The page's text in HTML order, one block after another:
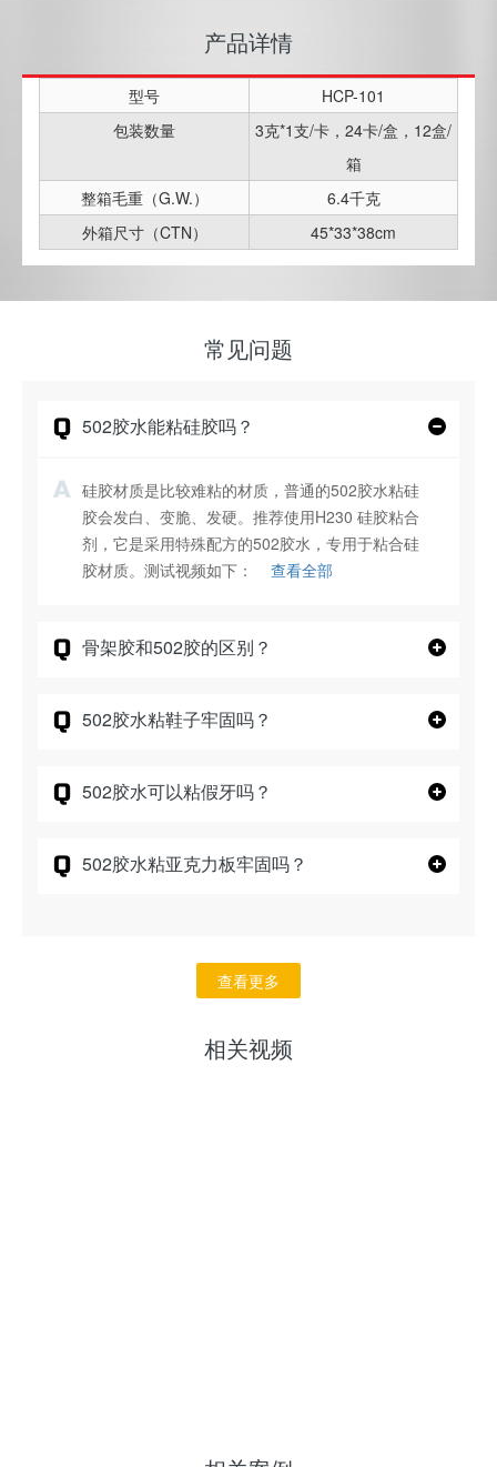
产品详情
型号
HCP-101
包装数量
3克*1支/卡，24卡/盒，12盒/
箱
整箱毛重（G.W.）
6.4千克
外箱尺寸（CTN）
45*33*38cm
常见问题
Q 502胶水能粘硅胶吗？
A 硅胶材质是比较难粘的材质，普通的502胶水粘硅
胶会发白、变脆、发硬。推荐使用H230 硅胶粘合
剂，它是采用特殊配方的502胶水，专用于粘合硅
胶材质。测试视频如下： 查看全部
Q 骨架胶和502胶的区别？
Q 502胶水粘鞋子牢固吗？
Q 502胶水可以粘假牙吗？
Q 502胶水粘亚克力板牢固吗？
查看更多
相关视频